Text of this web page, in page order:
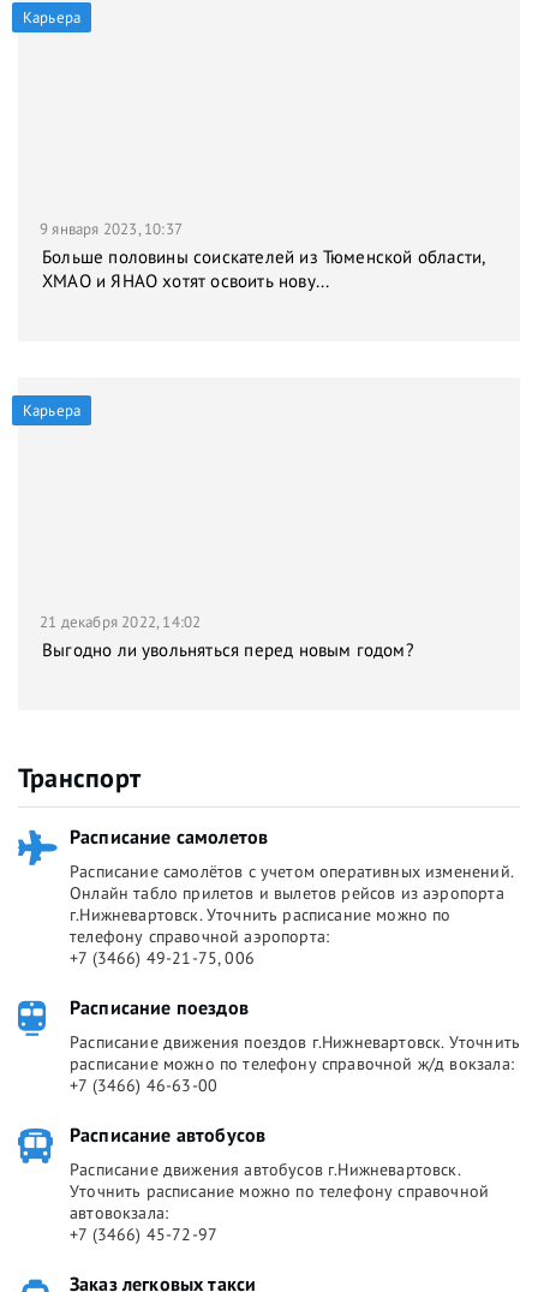
Карьера
9 января 2023, 10:37
Больше половины соискателей из Тюменской области,
ХМАО и ЯНАО хотят освоить нову...
Карьера
21 декабря 2022, 14:02
Выгодно ли увольняться перед новым годом?
Транспорт
Расписание самолетов
Расписание самолётов с учетом оперативных изменений.
Онлайн табло прилетов и вылетов рейсов из аэропорта
г.Нижневартовск. Уточнить расписание можно по
телефону справочной аэропорта:
+7 (3466) 49-21-75, 006
Расписание поездов
Расписание движения поездов г.Нижневартовск. Уточнить
расписание можно по телефону справочной ж/д вокзала:
+7 (3466) 46-63-00
Расписание автобусов
Расписание движения автобусов г.Нижневартовск.
Уточнить расписание можно по телефону справочной
автовокзала:
+7 (3466) 45-72-97
Заказ легковых такси